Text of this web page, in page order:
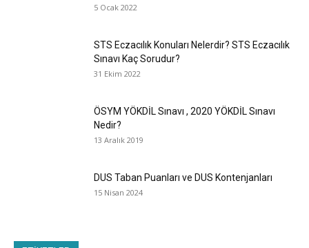
5 Ocak 2022
STS Eczacılık Konuları Nelerdir? STS Eczacılık
Sınavı Kaç Sorudur?
31 Ekim 2022
ÖSYM YÖKDİL Sınavı , 2020 YÖKDİL Sınavı
Nedir?
13 Aralık 2019
DUS Taban Puanları ve DUS Kontenjanları
15 Nisan 2024